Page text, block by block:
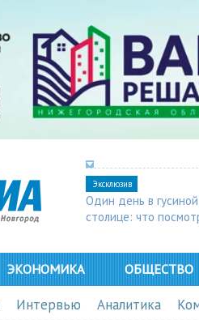
Эксклюзив
Один день в гусиной
столице: что
ЭКОНОМИКА ОБЩЕСТВО
Интервью Аналитика